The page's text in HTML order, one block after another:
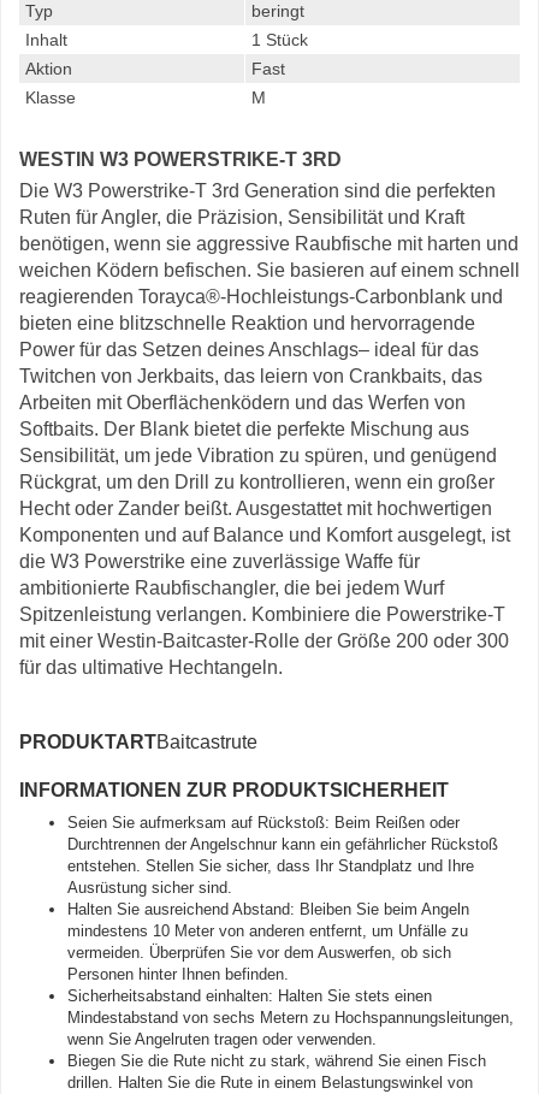
Typ
beringt
Inhalt
1 Stück
Aktion
Fast
Klasse
M
WESTIN W3 POWERSTRIKE-T 3RD
Die W3 Powerstrike-T 3rd Generation sind die perfekten
Ruten für Angler, die Präzision, Sensibilität und Kraft
benötigen, wenn sie aggressive Raubfische mit harten und
weichen Ködern befischen. Sie basieren auf einem schnell
reagierenden Torayca®-Hochleistungs-Carbonblank und
bieten eine blitzschnelle Reaktion und hervorragende
Power für das Setzen deines Anschlags– ideal für das
Twitchen von Jerkbaits, das leiern von Crankbaits, das
Arbeiten mit Oberflächenködern und das Werfen von
Softbaits. Der Blank bietet die perfekte Mischung aus
Sensibilität, um jede Vibration zu spüren, und genügend
Rückgrat, um den Drill zu kontrollieren, wenn ein großer
Hecht oder Zander beißt. Ausgestattet mit hochwertigen
Komponenten und auf Balance und Komfort ausgelegt, ist
die W3 Powerstrike eine zuverlässige Waffe für
ambitionierte Raubfischangler, die bei jedem Wurf
Spitzenleistung verlangen. Kombiniere die Powerstrike-T
mit einer Westin-Baitcaster-Rolle der Größe 200 oder 300
für das ultimative Hechtangeln.
PRODUKTARTBaitcastrute
INFORMATIONEN ZUR PRODUKTSICHERHEIT
Seien Sie aufmerksam auf Rückstoß: Beim Reißen oder
Durchtrennen der Angelschnur kann ein gefährlicher Rückstoß
entstehen. Stellen Sie sicher, dass Ihr Standplatz und Ihre
Ausrüstung sicher sind.
Halten Sie ausreichend Abstand: Bleiben Sie beim Angeln
mindestens 10 Meter von anderen entfernt, um Unfälle zu
vermeiden. Überprüfen Sie vor dem Auswerfen, ob sich
Personen hinter Ihnen befinden.
Sicherheitsabstand einhalten: Halten Sie stets einen
Mindestabstand von sechs Metern zu Hochspannungsleitungen,
wenn Sie Angelruten tragen oder verwenden.
Biegen Sie die Rute nicht zu stark, während Sie einen Fisch
drillen. Halten Sie die Rute in einem Belastungswinkel von